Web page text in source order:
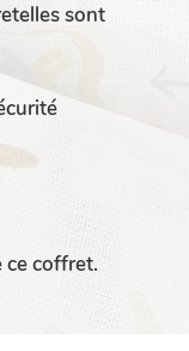
sont
ce coffret.